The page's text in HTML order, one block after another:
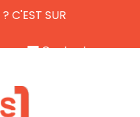
C'EST SUR
Contactez-nous